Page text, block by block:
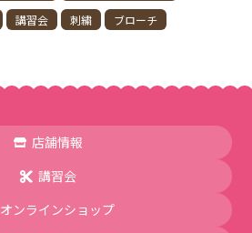
講習会 刺繍 ブローチ
店舗情報
講習会
オンラインショップ